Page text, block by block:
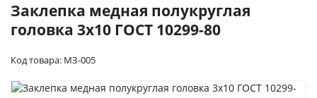
Заклепка медная полукруглая
головка 3x10 ГОСТ 10299-80
Код товара: МЗ-005